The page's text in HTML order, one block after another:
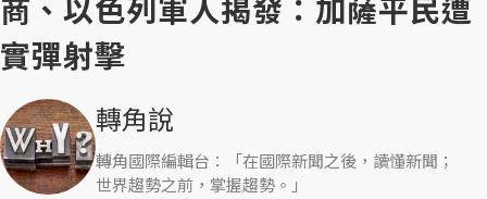
商、以色列軍人揭發：加薩平民遭
實彈射擊
轉角說
轉角國際編輯台：「在國際新聞之後，讀懂新聞；
世界趨勢之前，掌握趨勢。」